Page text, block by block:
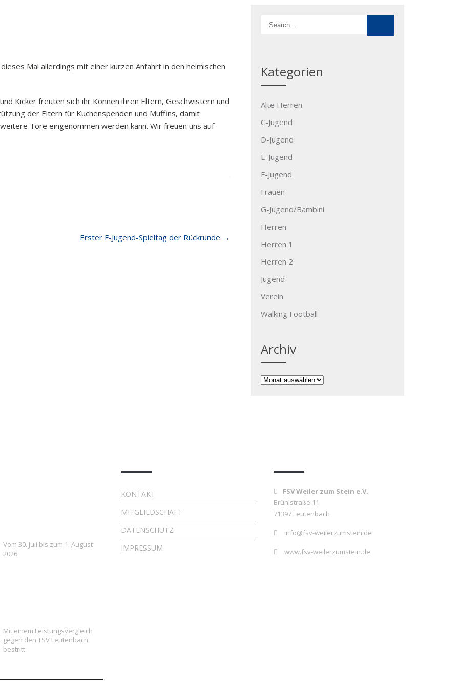
Mal allerdings mit einer kurzen Anfahrt in den heimischen
Kicker freuten sich ihr Können ihren Eltern, Geschwistern und
der Eltern für Kuchenspenden und Muffins, damit
Tore eingenommen werden kann. Wir freuen uns auf
Erster F-Jugend-Spieltag der Rückrunde →
Kategorien
Alte Herren
C-Jugend
D-Jugend
E-Jugend
F-Jugend
Frauen
G-Jugend/Bambini
Herren
Herren 1
Herren 2
Jugend
Verein
Walking Football
Archiv
Archiv
Vom 30. Juli bis zum 1. August
2026
Mit einem Leistungsvergleich
gegen den TSV Leutenbach
bestritt
KONTAKT
MITGLIEDSCHAFT
DATENSCHUTZ
IMPRESSUM
FSV Weiler zum Stein e.V.
Brühlstraße 11
71397 Leutenbach
info@fsv-weilerzumstein.de
www.fsv-weilerzumstein.de